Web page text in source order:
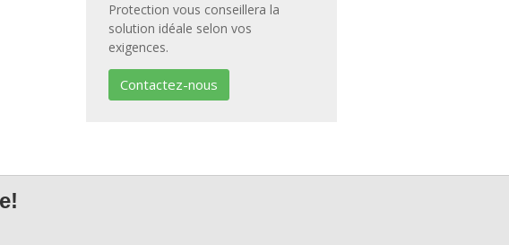
Protection vous conseillera la
solution idéale selon vos
exigences.
Contactez-nous